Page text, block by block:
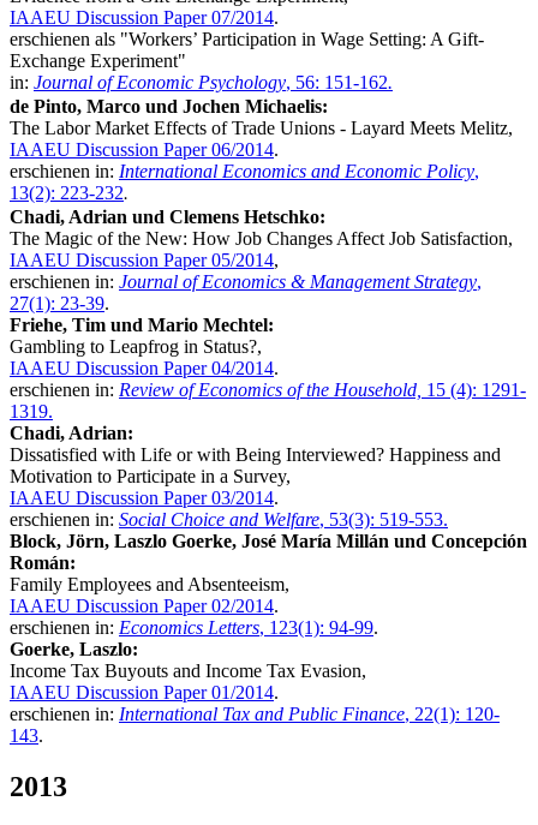
IAAEU Discussion Paper 07/2014.
erschienen als "Workers’ Participation in Wage Setting: A Gift-
Exchange Experiment"
in: Journal of Economic Psychology, 56: 151-162.
de Pinto, Marco und Jochen Michaelis:
The Labor Market Effects of Trade Unions - Layard Meets Melitz,
IAAEU Discussion Paper 06/2014.
erschienen in: International Economics and Economic Policy,
13(2): 223-232.
Chadi, Adrian und Clemens Hetschko:
The Magic of the New: How Job Changes Affect Job Satisfaction,
IAAEU Discussion Paper 05/2014,
erschienen in: Journal of Economics & Management Strategy,
27(1): 23-39.
Friehe, Tim und Mario Mechtel:
Gambling to Leapfrog in Status?,
IAAEU Discussion Paper 04/2014.
erschienen in: Review of Economics of the Household, 15 (4): 1291-
1319.
Chadi, Adrian:
Dissatisfied with Life or with Being Interviewed? Happiness and
Motivation to Participate in a Survey,
IAAEU Discussion Paper 03/2014.
erschienen in: Social Choice and Welfare, 53(3): 519-553.
Block, Jörn, Laszlo Goerke, José María Millán und Concepción
Román:
Family Employees and Absenteeism,
IAAEU Discussion Paper 02/2014.
erschienen in: Economics Letters, 123(1): 94-99.
Goerke, Laszlo:
Income Tax Buyouts and Income Tax Evasion,
IAAEU Discussion Paper 01/2014.
erschienen in: International Tax and Public Finance, 22(1): 120-
143.
2013